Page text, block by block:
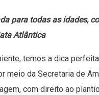
para todas as idades,
Atlântica
temos a dica
meio da Secretaria de
com direito ao